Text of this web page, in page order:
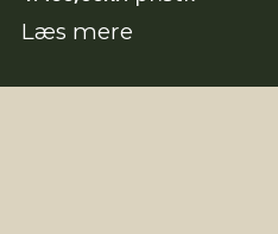
Læs mere